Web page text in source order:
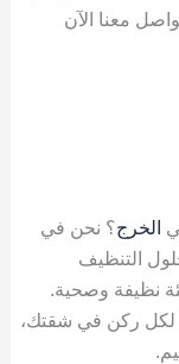
معنا الآن
الخرج؟ نحن في
التنظيف
نظيفة وصحية.
لكل ركن في شقتك،